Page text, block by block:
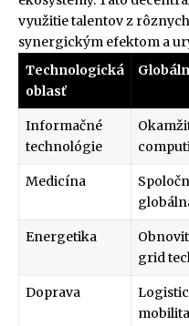
využitie talentov z
synergickým efektom a
Technologická
oblasť
Informačné
technológie
Medicína
Energetika
grid
Doprava
mobilita